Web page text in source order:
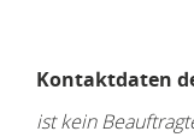
Kontaktdaten
ist kein